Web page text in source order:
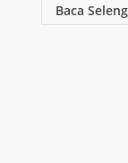
Baca